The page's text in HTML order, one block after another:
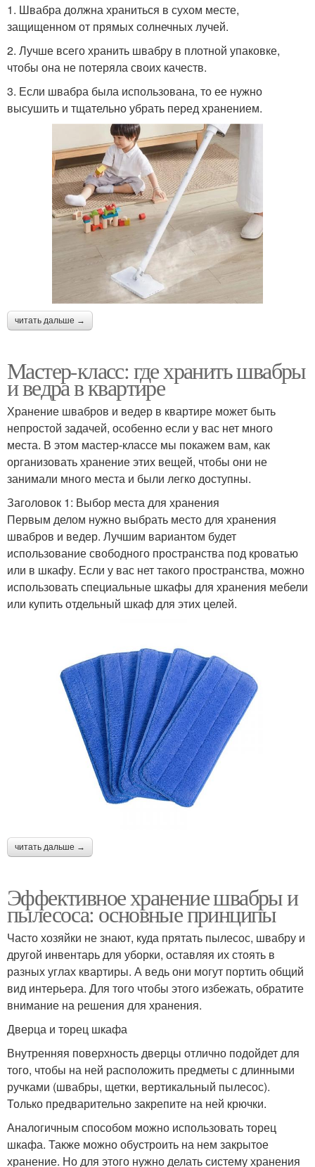
1. Швабра должна храниться в сухом месте,
защищенном от прямых солнечных лучей.
2. Лучше всего хранить швабру в плотной упаковке,
чтобы она не потеряла своих качеств.
3. Если швабра была использована, то ее нужно
высушить и тщательно убрать перед хранением.
читать дальше →
Мастер-класс: где хранить швабры
и ведра в квартире
Хранение швабров и ведер в квартире может быть
непростой задачей, особенно если у вас нет много
места. В этом мастер-классе мы покажем вам, как
организовать хранение этих вещей, чтобы они не
занимали много места и были легко доступны.
Заголовок 1: Выбор места для хранения
Первым делом нужно выбрать место для хранения
швабров и ведер. Лучшим вариантом будет
использование свободного пространства под кроватью
или в шкафу. Если у вас нет такого пространства, можно
использовать специальные шкафы для хранения мебели
или купить отдельный шкаф для этих целей.
читать дальше →
Эффективное хранение швабры и
пылесоса: основные принципы
Часто хозяйки не знают, куда прятать пылесос, швабру и
другой инвентарь для уборки, оставляя их стоять в
разных углах квартиры. А ведь они могут портить общий
вид интерьера. Для того чтобы этого избежать, обратите
внимание на решения для хранения.
Дверца и торец шкафа
Внутренняя поверхность дверцы отлично подойдет для
того, чтобы на ней расположить предметы с длинными
ручками (швабры, щетки, вертикальный пылесос).
Только предварительно закрепите на ней крючки.
Аналогичным способом можно использовать торец
шкафа. Также можно обустроить на нем закрытое
хранение. Но для этого нужно делать систему хранения